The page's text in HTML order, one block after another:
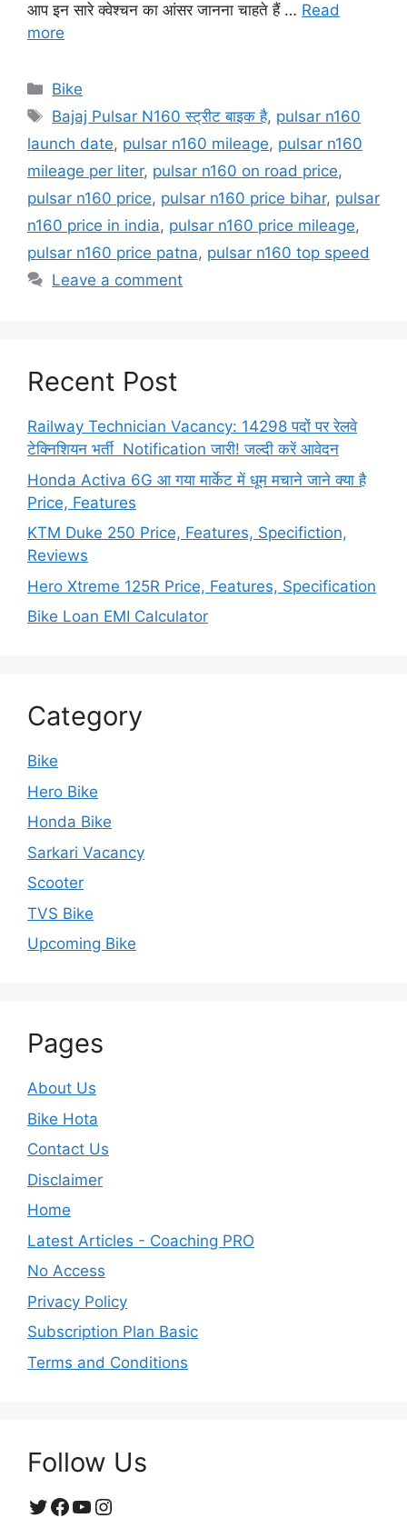
आप इन सारे क्वेश्चन का आंसर जानना चाहते हैं … Read
more
Categories
Bike
Tags
Bajaj Pulsar N160 स्ट्रीट बाइक है, pulsar n160
launch date, pulsar n160 mileage, pulsar n160
mileage per liter, pulsar n160 on road price,
pulsar n160 price, pulsar n160 price bihar, pulsar
n160 price in india, pulsar n160 price mileage,
pulsar n160 price patna, pulsar n160 top speed
Leave a comment
Recent Post
Railway Technician Vacancy: 14298 पदों पर रेलवे
टेक्निशियन भर्ती Notification जारी! जल्दी करें आवेदन
Honda Activa 6G आ गया मार्केट में धूम मचाने जाने क्या है
Price, Features
KTM Duke 250 Price, Features, Specifiction,
Reviews
Hero Xtreme 125R Price, Features, Specification
Bike Loan EMI Calculator
Category
Bike
Hero Bike
Honda Bike
Sarkari Vacancy
Scooter
TVS Bike
Upcoming Bike
Pages
About Us
Bike Hota
Contact Us
Disclaimer
Home
Latest Articles - Coaching PRO
No Access
Privacy Policy
Subscription Plan Basic
Terms and Conditions
Follow Us
Twitter
Facebook
YouTube
Instagram